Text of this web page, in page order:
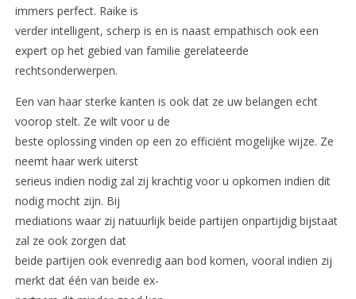
immers perfect. Raike is
verder intelligent, scherp is en is naast empathisch ook een
expert op het gebied van familie gerelateerde
rechtsonderwerpen.
Een van haar sterke kanten is ook dat ze uw belangen echt
voorop stelt. Ze wilt voor u de
beste oplossing vinden op een zo efficiënt mogelijke wijze. Ze
neemt haar werk uiterst
serieus indien nodig zal zij krachtig voor u opkomen indien dit
nodig mocht zijn. Bij
mediations waar zij natuurlijk beide partijen onpartijdig bijstaat
zal ze ook zorgen dat
beide partijen ook evenredig aan bod komen, vooral indien zij
merkt dat één van beide ex-